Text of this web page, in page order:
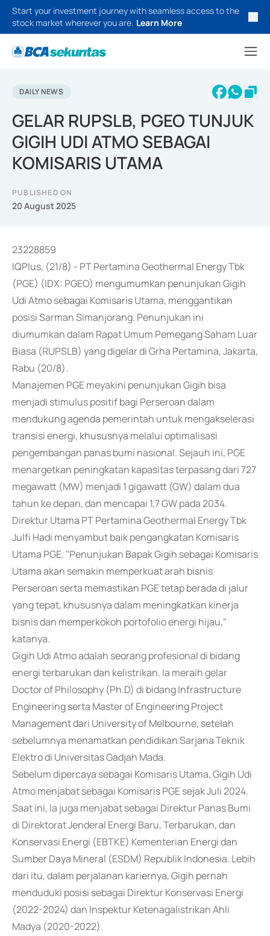
Start your investment journey with seamless access to the
stock market wherever you are. Learn More
DAILY NEWS
GELAR RUPSLB, PGEO TUNJUK
GIGIH UDI ATMO SEBAGAI
KOMISARIS UTAMA
PUBLISHED ON
20 August 2025
23228859
IQPlus, (21/8) - PT Pertamina Geothermal Energy Tbk
(PGE) (IDX: PGEO) mengumumkan penunjukan Gigih
Udi Atmo sebagai Komisaris Utama, menggantikan
posisi Sarman Simanjorang. Penunjukan ini
diumumkan dalam Rapat Umum Pemegang Saham Luar
Biasa (RUPSLB) yang digelar di Grha Pertamina, Jakarta,
Rabu (20/8).
Manajemen PGE meyakini penunjukan Gigih bisa
menjadi stimulus positif bagi Perseroan dalam
mendukung agenda pemerintah untuk mengakselerasi
transisi energi, khususnya melalui optimalisasi
pengembangan panas bumi nasional. Sejauh ini, PGE
menargetkan peningkatan kapasitas terpasang dari 727
megawatt (MW) menjadi 1 gigawatt (GW) dalam dua
tahun ke depan, dan mencapai 1,7 GW pada 2034.
Direktur Utama PT Pertamina Geothermal Energy Tbk
Julfi Hadi menyambut baik pengangkatan Komisaris
Utama PGE. "Penunjukan Bapak Gigih sebagai Komisaris
Utama akan semakin memperkuat arah bisnis
Perseroan serta memastikan PGE tetap berada di jalur
yang tepat, khususnya dalam meningkatkan kinerja
bisnis dan memperkokoh portofolio energi hijau,"
katanya.
Gigih Udi Atmo adalah seorang profesional di bidang
energi terbarukan dan kelistrikan. Ia meraih gelar
Doctor of Philosophy (Ph.D) di bidang Infrastructure
Engineering serta Master of Engineering Project
Management dari University of Melbourne, setelah
sebelumnya menamatkan pendidikan Sarjana Teknik
Elektro di Universitas Gadjah Mada.
Sebelum dipercaya sebagai Komisaris Utama, Gigih Udi
Atmo menjabat sebagai Komisaris PGE sejak Juli 2024.
Saat ini, Ia juga menjabat sebagai Direktur Panas Bumi
di Direktorat Jenderal Energi Baru, Terbarukan, dan
Konservasi Energi (EBTKE) Kementerian Energi dan
Sumber Daya Mineral (ESDM) Republik Indonesia. Lebih
dari itu, dalam perjalanan kariernya, Gigih pernah
menduduki posisi sebagai Direktur Konservasi Energi
(2022-2024) dan Inspektur Ketenagalistrikan Ahli
Madya (2020-2022).